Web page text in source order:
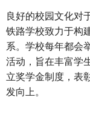
良好的校园文化对
铁路学校致力于构
系。学校每年都会
活动，旨在丰富学
立奖学金制度，表
发向上。